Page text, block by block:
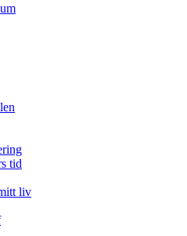
tid
liv